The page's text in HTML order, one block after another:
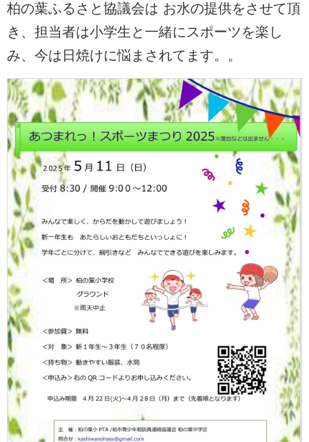
柏の葉ふるさと協議会は お水の提供をさせて頂
き、担当者は小学生と一緒にスポーツを楽し
み、今は日焼けに悩まされてます。。